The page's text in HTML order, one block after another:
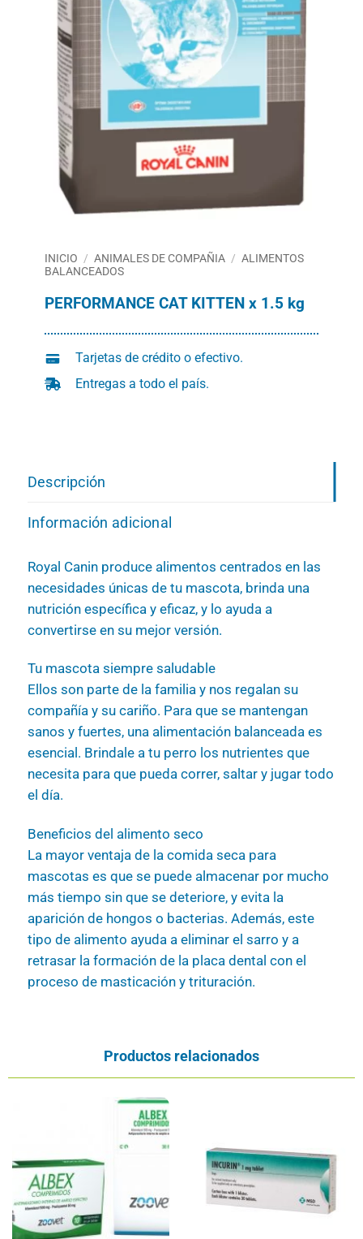
INICIO / ANIMALES DE COMPAÑIA / ALIMENTOS
BALANCEADOS
PERFORMANCE CAT KITTEN x 1.5 kg
Tarjetas de crédito o efectivo.
Entregas a todo el país.
Descripción
Información adicional
Royal Canin produce alimentos centrados en las
necesidades únicas de tu mascota, brinda una
nutrición específica y eficaz, y lo ayuda a
convertirse en su mejor versión.
Tu mascota siempre saludable
Ellos son parte de la familia y nos regalan su
compañía y su cariño. Para que se mantengan
sanos y fuertes, una alimentación balanceada es
esencial. Brindale a tu perro los nutrientes que
necesita para que pueda correr, saltar y jugar todo
el día.
Beneficios del alimento seco
La mayor ventaja de la comida seca para
mascotas es que se puede almacenar por mucho
más tiempo sin que se deteriore, y evita la
aparición de hongos o bacterias. Además, este
tipo de alimento ayuda a eliminar el sarro y a
retrasar la formación de la placa dental con el
proceso de masticación y trituración.
Productos relacionados